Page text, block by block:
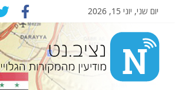
יום שני, יוני 15, 2026
Nziv.net
מודיעין
מהמקורות